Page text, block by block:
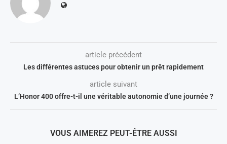
article précédent
Les différentes astuces pour obtenir un prêt rapidement
article suivant
L’Honor 400 offre-t-il une véritable autonomie d’une journée ?
VOUS AIMEREZ PEUT-ÊTRE AUSSI